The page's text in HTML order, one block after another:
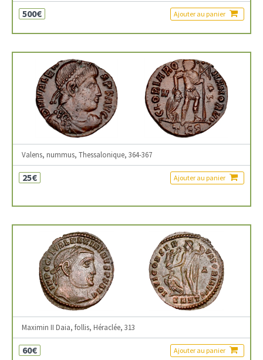
500€ Ajouter au panier
Valens, nummus, Thessalonique, 364-367
25€ Ajouter au panier
Maximin II Daia, follis, Héraclée, 313
60€ Ajouter au panier